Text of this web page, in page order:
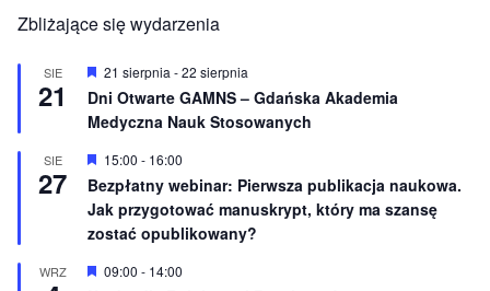
Zbliżające się wydarzenia
SIE
21
W
r
ó
n
o
n
e
21 sierpnia -22 sierpnia
Dni Otwarte GAMNS – Gdańska Akademia
Medyczna Nauk Stosowanych
SIE
27
W
r
ó
ż
n
i
o
15:00 - 16:00
Bezpłatny webinar: Pierwsza publikacja naukowa.
Jak przygotować manuskrypt, który ma szansę
zostać opublikowany?
WRZ
W
09:00 - 14:00